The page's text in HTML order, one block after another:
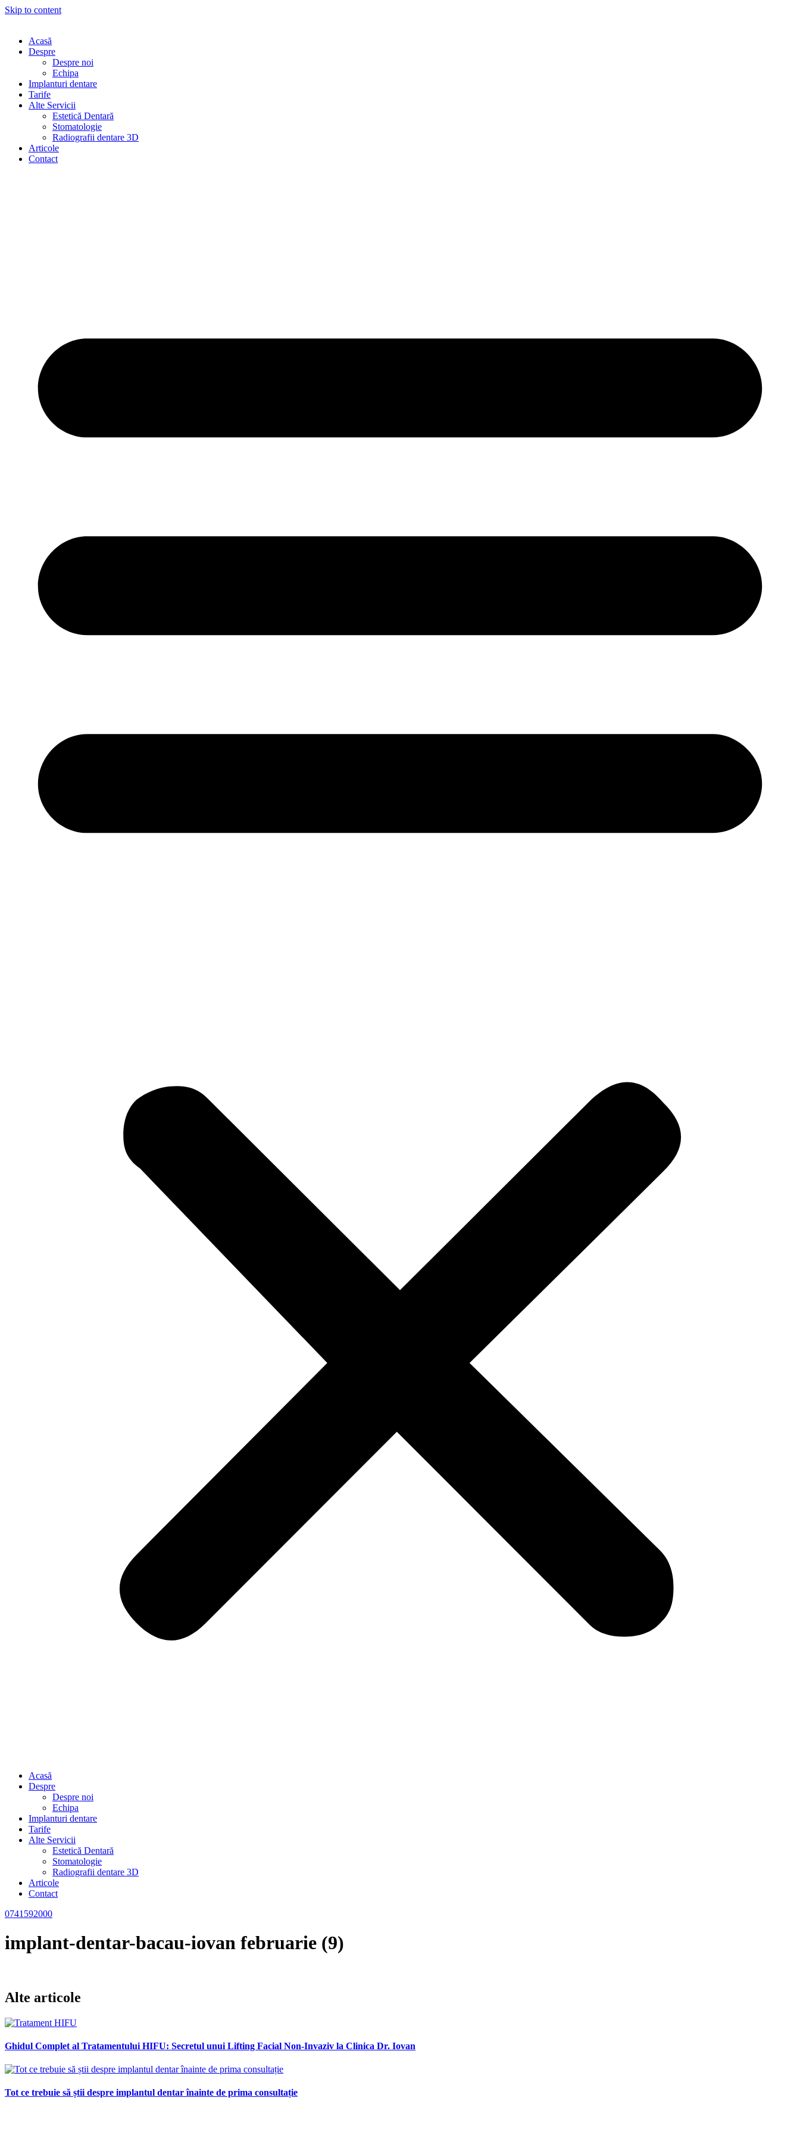
Skip to content
Acasă
Despre
Despre noi
Echipa
Implanturi dentare
Tarife
Alte Servicii
Estetică Dentară
Stomatologie
Radiografii dentare 3D
Articole
Contact
Acasă
Despre
Despre noi
Echipa
Implanturi dentare
Tarife
Alte Servicii
Estetică Dentară
Stomatologie
Radiografii dentare 3D
Articole
Contact
0741592000
implant-dentar-bacau-iovan februarie (9)
Alte articole
Ghidul Complet al Tratamentului HIFU: Secretul unui Lifting Facial Non-Invaziv la Clinica Dr. Iovan
Tot ce trebuie să știi despre implantul dentar înainte de prima consultație